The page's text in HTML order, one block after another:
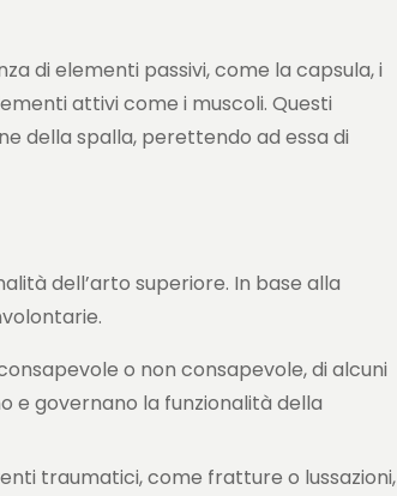
di elementi passivi, come la capsula, i
attivi come i muscoli. Questi
della spalla, perettendo ad essa di
dell’arto superiore. In base alla
o non consapevole, di alcuni
e governano la funzionalità della
traumatici, come fratture o lussazioni,